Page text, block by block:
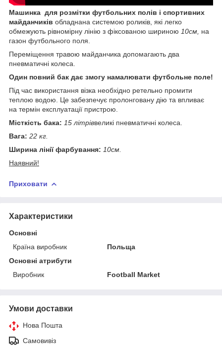
Машинка для розмітки футбольних полів і спортивних
майданчиків обладнана системою роликів, які легко
обмежують рівномірну лінію з фіксованою шириною 10см, на
газон футбольного поля.
Переміщення травою майданчика допомагають два
пневматичні колеса.
Один повний бак дає змогу намалювати футбольне поле!
Під час використання візка необхідно ретельно промити
теплою водою. Це забезпечує пролонговану дію та впливає
на термін експлуатації пристрою.
Місткість бака: 15 літріввеликі пневматичні колеса.
Вага: 22 кг.
Ширина лінії фарбування: 10см.
Наявний!
Приховати
Характеристики
Основні
Країна виробник
Польща
Основні атрибути
Виробник
Football Market
Умови доставки
Нова Пошта
Самовивіз